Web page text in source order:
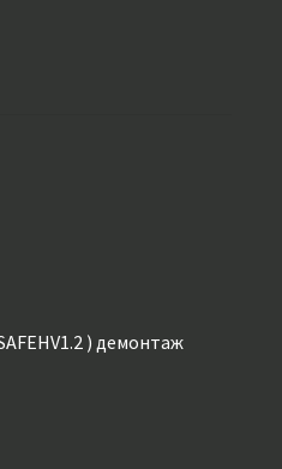
) демонтаж